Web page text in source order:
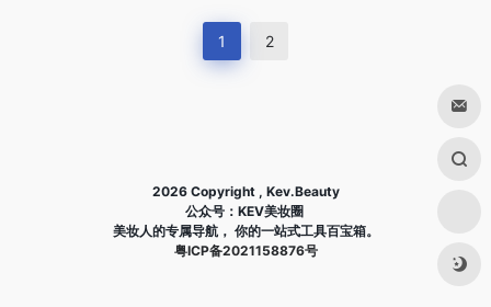
1 2
2026 Copyright , Kev.Beauty
公众号：KEV美妆圈
美妆人的专属导航， 你的一站式工具百宝箱。
粤ICP备2021158876号